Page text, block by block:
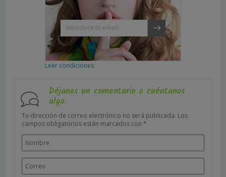
Leer condiciones
Déjanos un comentario o cuéntanos
algo.
Tu dirección de correo electrónico no será publicada. Los
campos obligatorios están marcados con *